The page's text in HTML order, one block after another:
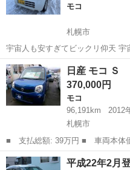
モコ
札幌市
宇宙人も安すぎてビックリ仰天
車検今年5月 下取り、交換、okで
か？は面倒なので返事しませんす
外10:30〜18...
北海道 札幌市 モコ
日産 モコ Ｓ
370,000円
モコ
96,191km
2012
札幌市
■ 支払総額: 39万円 ■ 車両本体価格： 370,000 円 ■ メーカー
名： 日産 ■ 車種名： モコ
排気量： 660cc ■ ドア枚数：
北海道 札幌市 モコ
平成22年2月